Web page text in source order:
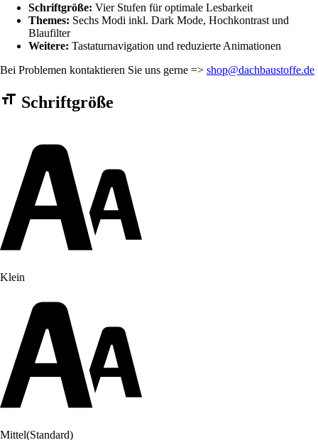
Schriftgröße: Vier Stufen für optimale Lesbarkeit
Themes: Sechs Modi inkl. Dark Mode, Hochkontrast und
Blaufilter
Weitere: Tastaturnavigation und reduzierte Animationen
Bei Problemen kontaktieren Sie uns gerne => shop@dachbaustoffe.de
Barrierefreiheit Einstellungen Formular
Schriftgröße
Klein
Mittel(Standard)